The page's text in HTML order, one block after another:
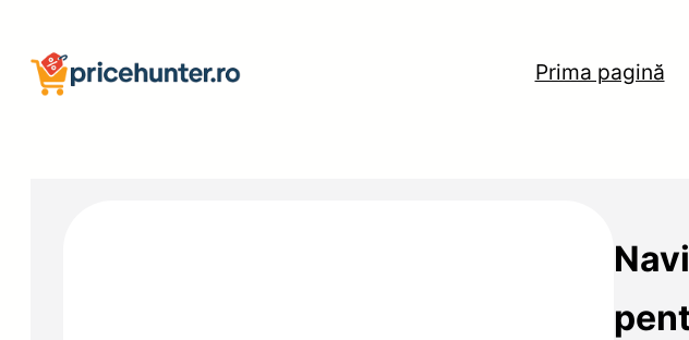
conținut
Prima pagină